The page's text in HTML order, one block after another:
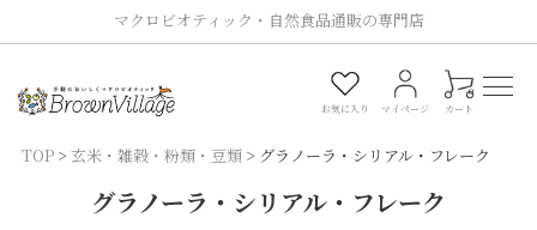
マクロビオティック・自然食品通販の専門店
お気に入り マイページ カート
0
TOP 玄米・雑穀・粉類・豆類 グラノーラ・シリアル・フレーク
グラノーラ・シリアル・フレーク